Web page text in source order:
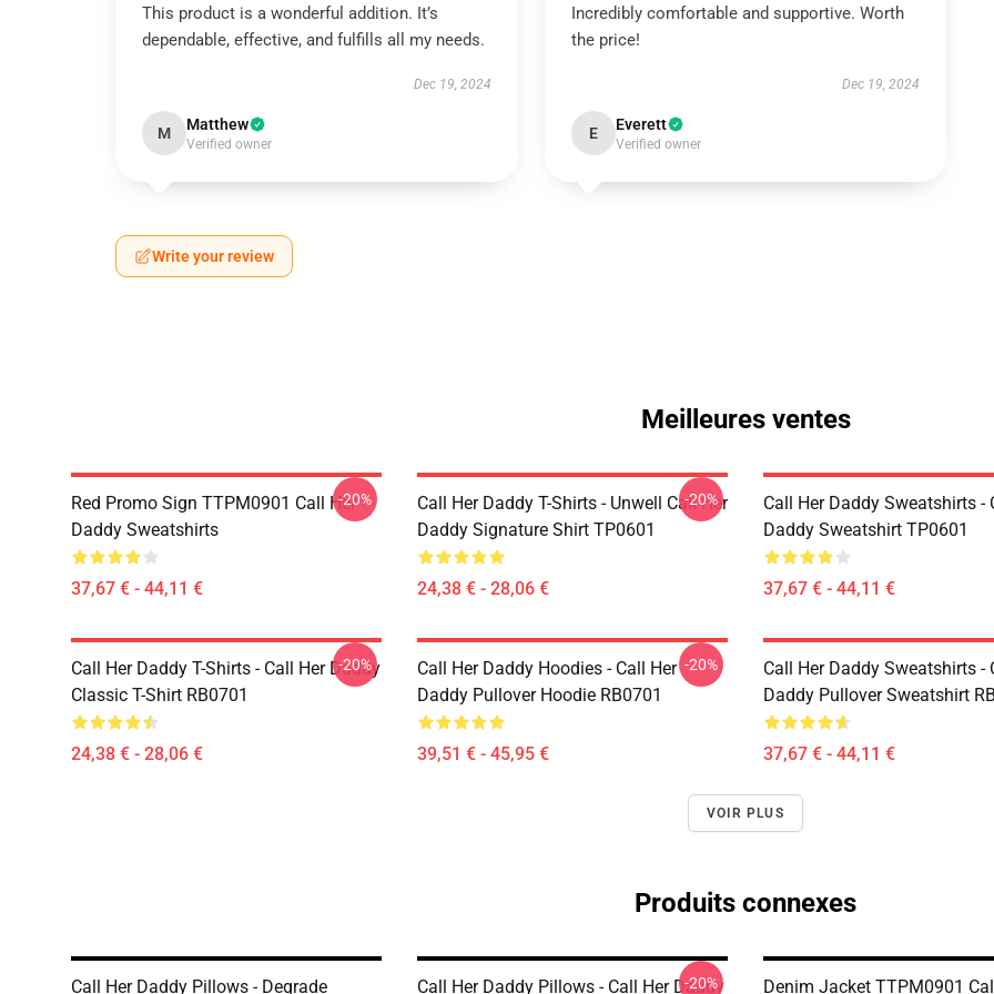
This product is a wonderful addition. It’s
dependable, effective, and fulfills all my needs.
Dec 19, 2024
M Matthew
Verified owner
Incredibly comfortable and supportive. Worth
the price!
Dec 19, 2024
E Everett
Verified owner
Write your review
Meilleures ventes
Red Promo Sign TTPM0901 Call Her
Daddy Sweatshirts
37,67 € - 44,11 €
-20%
Call Her Daddy T-Shirts - Unwell Call Her
Daddy Signature Shirt TP0601
24,38 € - 28,06 €
-20%
Call Her Daddy Sweatshirts -
Daddy Sweatshirt TP0601
37,67 € - 44,11 €
Call Her Daddy T-Shirts - Call Her Daddy
Classic T-Shirt RB0701
24,38 € - 28,06 €
-20%
Call Her Daddy Hoodies - Call Her
Daddy Pullover Hoodie RB0701
39,51 € - 45,95 €
-20%
Call Her Daddy Sweatshirts -
Daddy Pullover Sweatshirt
37,67 € - 44,11 €
VOIR PLUS
Produits connexes
Call Her Daddy Pillows - Degrade
Call Her Daddy Pillows - Call Her Daddy
-20%
Denim Jacket TTPM0901